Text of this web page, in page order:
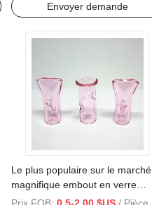
Envoyer demande
Le plus populaire sur le marché,
magnifique embout en verre
coloré en gros